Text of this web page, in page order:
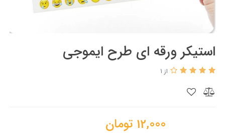
استیکر ورقه ای طرح ایموجی
از 1
12,000 تومان